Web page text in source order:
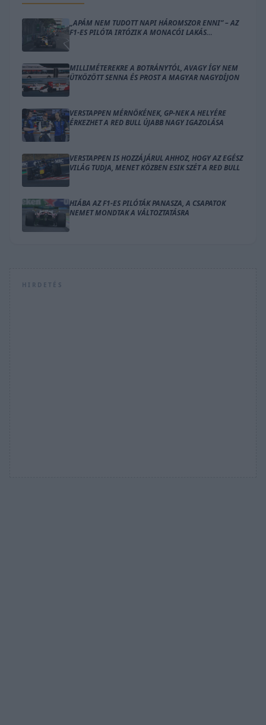
„APÁM NEM TUDOTT NAPI HÁROMSZOR ENNI” – AZ
F1-ES PILÓTA IRTÓZIK A MONACÓI LAKÁS
MILLIMÉTEREKRE A BOTRÁNYTÓL, AVAGY ÍGY NEM
ÜTKÖZÖTT SENNA ÉS PROST A MAGYAR NAGYDÍJON
VERSTAPPEN MÉRNÖKÉNEK, GP-NEK A HELYÉRE
ÉRKEZHET A RED BULL ÚJABB NAGY IGAZOLÁSA
VERSTAPPEN IS HOZZÁJÁRUL AHHOZ, HOGY AZ EGÉSZ
VILÁG TUDJA, MENET KÖZBEN ESIK SZÉT A RED BULL
HIÁBA AZ F1-ES PILÓTÁK PANASZA, A CSAPATOK
NEMET MONDTAK A VÁLTOZTATÁSRA
HIRDETÉS